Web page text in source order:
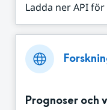
Ladda ner API
Prognoser och